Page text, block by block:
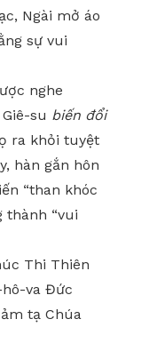
Ngài mở áo
sự vui
nghe
su biến đổi
ra khỏi tuyệt
hàn gắn hôn
“than khóc
thành “vui
Thi Thiên
hô-va Đức
tạ Chúa